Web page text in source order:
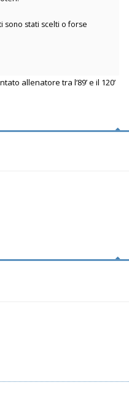
sono stati scelti o forse
allenatore tra l’89’ e il 120’